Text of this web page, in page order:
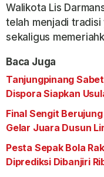
Walikota Lis
telah menjadi
sekaligus
Baca Juga
Tanjungpinang
Dispora Siapkan
Final Sengit
Gelar Juara Dusun
Pesta Sepak Bola
Diprediksi Dibanjiri